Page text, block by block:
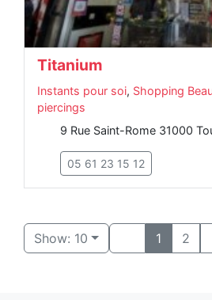
Titanium
Instants pour soi, Shopping
piercings
9 Rue Saint-Rome 31000
05 61 23 15 12
Show: 10 1 2